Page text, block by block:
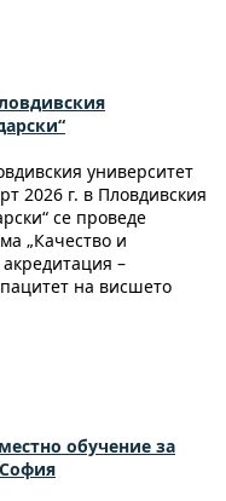
университет
2026 г. в Пловдивския
се проведе
„Качество и
–
на висшето
обучение за